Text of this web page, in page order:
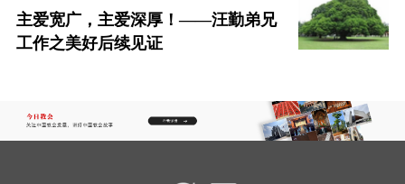
主爱宽广，主爱深厚！——汪勤弟兄
工作之美好后续见证